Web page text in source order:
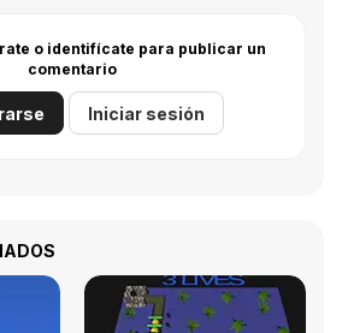
o identifícate para publicar un
comentario
Iniciar sesión